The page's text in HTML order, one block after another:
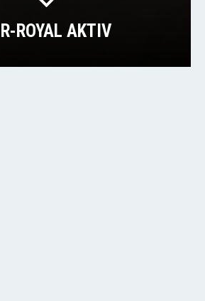
ROYAL AKTIV